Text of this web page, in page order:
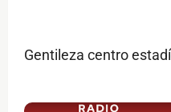
Gentileza centro